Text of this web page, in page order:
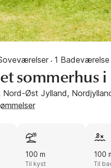
· 1 Badeværelse
sommerhus i
Øst Jylland,
100 m
Til kyst
100
Til